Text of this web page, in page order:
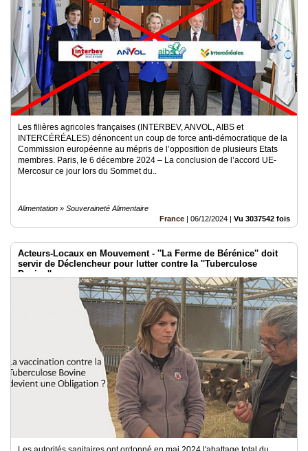
Les filières agricoles françaises (INTERBEV, ANVOL, AIBS et
INTERCÉRÉALES) dénoncent un coup de force anti-démocratique de la
Commission européenne au mépris de l’opposition de plusieurs Etats
membres. Paris, le 6 décembre 2024 – La conclusion de l’accord UE-
Mercosur ce jour lors du Sommet du..
Alimentation » Souveraineté Alimentaire
France | 06/12/2024 | Vu 3037542 fois
Acteurs-Locaux en Mouvement - ''La Ferme de Bérénice'' doit
servir de Déclencheur pour lutter contre la ''Tuberculose
Bovine''